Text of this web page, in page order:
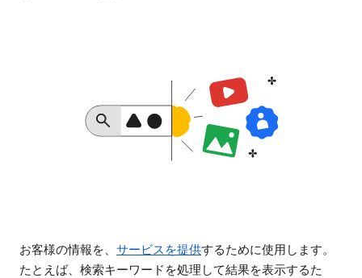
お客様の情報を、 サービスを提供するために使用します。
たとえば、検索キーワードを処理して結果を表示するた